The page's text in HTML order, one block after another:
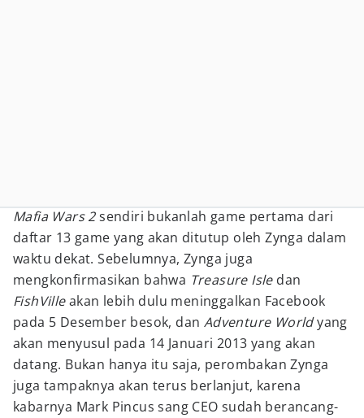
Mafia Wars 2sendiri bukanlah game pertama dari
daftar 13 game yang akan ditutup oleh Zynga dalam
waktu dekat. Sebelumnya, Zynga juga
mengkonfirmasikan bahwa Treasure Isledan
FishVilleakan lebih dulu meninggalkan Facebook
pada 5 Desember besok, dan Adventure Worldyang
akan menyusul pada 14 Januari 2013 yang akan
datang. Bukan hanya itu saja, perombakan Zynga
juga tampaknya akan terus berlanjut, karena
kabarnya Mark Pincus sang CEO sudah berancang-